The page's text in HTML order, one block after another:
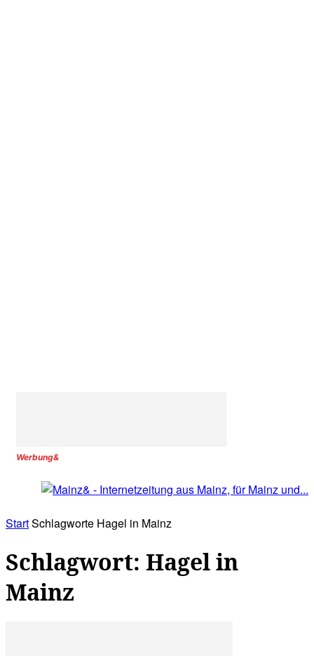
Werbung&
StartSchlagworte Hagel in Mainz
Schlagwort: Hagel in
Mainz